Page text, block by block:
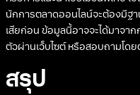
นักการตลาดออนไลน์จะต้องมีฐ
เสียก่อน ข้อมูลนี้อาจจะได้มาจา
ตัวผ่านเว็บไซต์ หรือสอบถามโด
สรุป